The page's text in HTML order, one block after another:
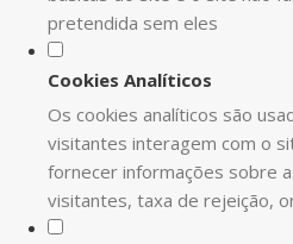
pretendida sem eles
Cookies Analíticos
Os cookies analíticos são
visitantes interagem com o
fornecer informações sobre
visitantes, taxa de rejeição,